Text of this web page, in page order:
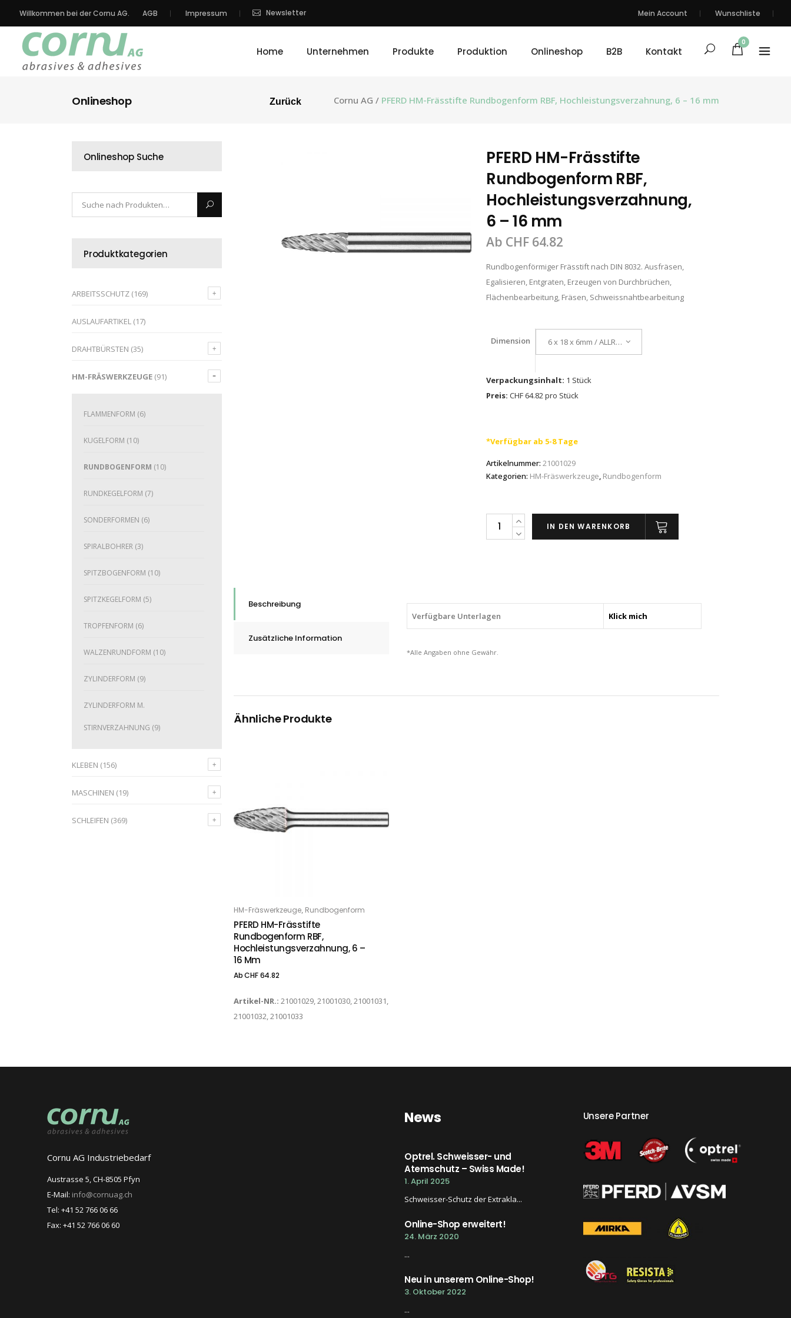
Willkommen bei der Cornu AG. AGB Impressum Newsletter Mein Account Wunschliste
Home Unternehmen Produkte Produktion Onlineshop B2B Kontakt
0
Onlineshop Cornu AG / PFERD HM-Frässtifte Rundbogenform RBF, Hochleistungsverzahnung, 6 – 16 mm
Zurück
Onlineshop Suche
Produktkategorien
ARBEITSSCHUTZ (169)
AUSLAUFARTIKEL (17)
DRAHTBÜRSTEN (35)
HM-FRÄSWERKZEUGE (91)
FLAMMENFORM (6)
KUGELFORM (10)
RUNDBOGENFORM (10)
RUNDKEGELFORM (7)
SONDERFORMEN (6)
SPIRALBOHRER (3)
SPITZBOGENFORM (10)
SPITZKEGELFORM (5)
TROPFENFORM (6)
WALZENRUNDFORM (10)
ZYLINDERFORM (9)
ZYLINDERFORM M.
STIRNVERZAHNUNG (9)
KLEBEN (156)
MASCHINEN (19)
SCHLEIFEN (369)
PFERD HM-Frässtifte
Rundbogenform RBF,
Hochleistungsverzahnung,
6 – 16 mm
Ab CHF 64.82
Rundbogenförmiger Frässtift nach DIN 8032. Ausfräsen,
Egalisieren, Entgraten, Erzeugen von Durchbrüchen,
Flächenbearbeitung, Fräsen, Schweissnahtbearbeitung
Dimension 6 x 18 x 6mm / ALLROUND
Verpackungsinhalt: 1 Stück
Preis: CHF 64.82 pro Stück
*Verfügbar ab 5-8 Tage
Artikelnummer: 21001029
Kategorien: HM-Fräswerkzeuge, Rundbogenform
PFERD
6
-
mm
IN DEN WARENKORB
Beschreibung
Zusätzliche Information
Verfügbare Unterlagen Klick mich
*Alle Angaben ohne Gewähr.
Ähnliche Produkte
OPTIONS
HM-Fräswerkzeuge, Rundbogenform
PFERD HM-Frässtifte
Rundbogenform RBF,
Hochleistungsverzahnung, 6 –
16 Mm
AbCHF64.82
Artikel-NR.: 21001029, 21001030, 21001031,
21001032, 21001033
Cornu AG Industriebedarf
Austrasse 5, CH-8505 Pfyn
E-Mail: info@cornuag.ch
Tel: +41 52 766 06 66
Fax: +41 52 766 06 60
News
Optrel. Schweisser- und
Atemschutz – Swiss Made!
1. April 2025
Schweisser-Schutz der Extrakla...
Online-Shop erweitert!
24. März 2020
...
Neu in unserem Online-Shop!
3. Oktober 2022
...
Unsere Partner